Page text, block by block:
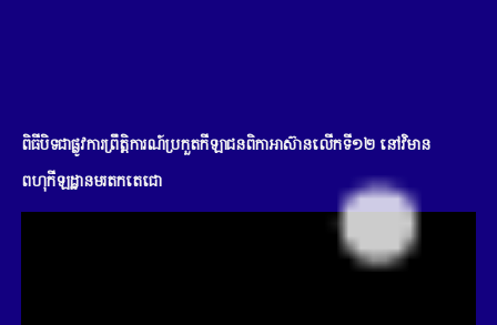
ពិធីបិទជាផ្លូវការព្រឹត្តិការណ៍ប្រកួតកីឡាជនពិកាអាស៊ានលើកទី១២ នៅវិមាន
ពហុកីឡដ្ឋានមរតកតេជោ